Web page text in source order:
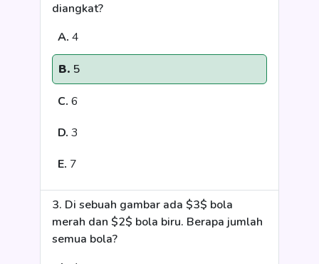
diangkat?
A. 4
B. 5
C. 6
D. 3
E. 7
3. Di sebuah gambar ada $3$ bola
merah dan $2$ bola biru. Berapa jumlah
semua bola?